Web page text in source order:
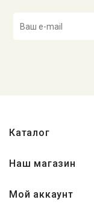
Каталог
Наш магазин
Мой аккаунт